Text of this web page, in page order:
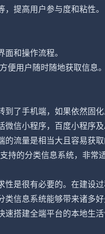
提高用户参与度和粘性。
和操作流程。
便用户随时随地获取信息。
了手机端，如果依然固
信小程序，百度小程序
流量是相当大且容易获取
的分类信息系统，非常
是很有必要的。在建设
信息系统能够带来诸多
搭建全端平台的本地生活